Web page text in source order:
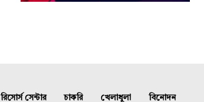
রিসোর্স সেন্টার চাকরি খেলাধুলা বিনোদন